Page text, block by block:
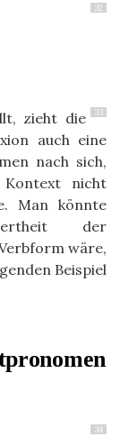
32
33
zieht die
auch eine
nach sich,
Kontext nicht
Man könnte
der
wäre,
Beispiel
34